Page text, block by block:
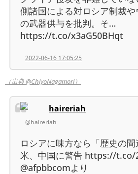
側諸国による対ロシア制裁
の武器供与を批判。そ…
https://t.co/x3aG50BHqt
2022-06-16 17:05:25
（出典 @ChiyoNagamori）
haireriah
@haireriah
ロシアに味方なら「歴史の間
米、中国に警告 https://t.co/
@afpbbcomより